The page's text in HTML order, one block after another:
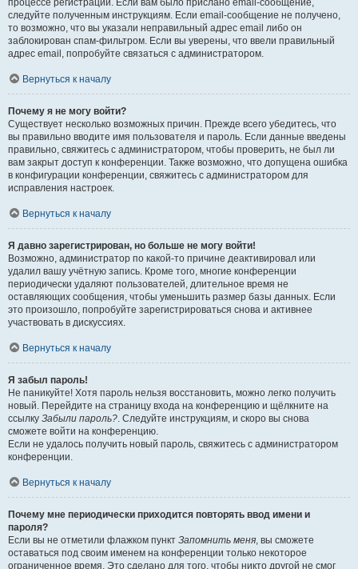
процессе регистрации. Если вам было прислано email-сообщение,
следуйте полученным инструкциям. Если email-сообщение не получено,
то возможно, что вы указали неправильный адрес email либо он
заблокирован спам-фильтром. Если вы уверены, что ввели правильный
адрес email, попробуйте связаться с администратором.
Вернуться к началу
Почему я не могу войти?
Существует несколько возможных причин. Прежде всего убедитесь, что
вы правильно вводите имя пользователя и пароль. Если данные введены
правильно, свяжитесь с администратором, чтобы проверить, не был ли
вам закрыт доступ к конференции. Также возможно, что допущена ошибка
в конфигурации конференции, свяжитесь с администратором для
исправления настроек.
Вернуться к началу
Я давно зарегистрирован, но больше не могу войти!
Возможно, администратор по какой-то причине деактивировал или
удалил вашу учётную запись. Кроме того, многие конференции
периодически удаляют пользователей, длительное время не
оставляющих сообщения, чтобы уменьшить размер базы данных. Если
это произошло, попробуйте зарегистрироваться снова и активнее
участвовать в дискуссиях.
Вернуться к началу
Я забыл пароль!
Не паникуйте! Хотя пароль нельзя восстановить, можно легко получить
новый. Перейдите на страницу входа на конференцию и щёлкните на
ссылку Забыли пароль?. Следуйте инструкциям, и скоро вы снова
сможете войти на конференцию.
Если не удалось получить новый пароль, свяжитесь с администратором
конференции.
Вернуться к началу
Почему мне периодически приходится повторять ввод имени и
пароля?
Если вы не отметили флажком пункт Запомнить меня, вы сможете
оставаться под своим именем на конференции только некоторое
ограниченное время. Это сделано для того, чтобы никто другой не смог